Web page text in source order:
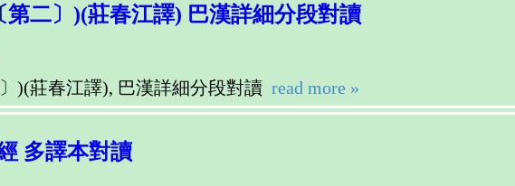
二〕)(莊春江譯) 巴漢詳細分段對讀
)(莊春江譯), 巴漢詳細分段對讀 read more »
多譯本對讀